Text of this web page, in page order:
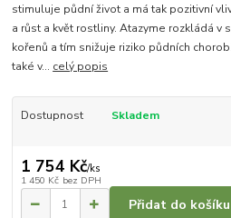
stimuluje půdní život a má tak pozitivní
a růst a květ rostliny. Atazyme rozkládá v
kořenů a tím snižuje riziko půdních
také v... celý popis
Dostupnost Skladem
1 754 Kč/ks
1 450 Kč bez DPH
Přidat do košíku